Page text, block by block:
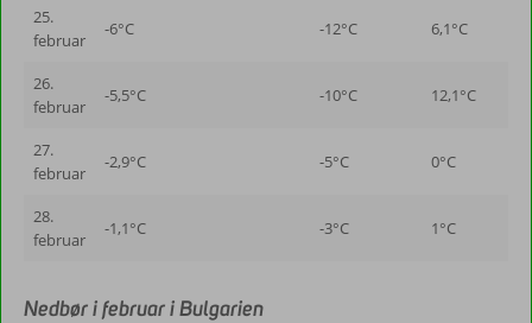
25.
februar
-6°C -12°C 6,1°C
26.
februar
-5,5°C -10°C 12,1°C
27.
februar
-2,9°C -5°C 0°C
28.
februar
-1,1°C -3°C 1°C
Nedbør i februar i Bulgarien